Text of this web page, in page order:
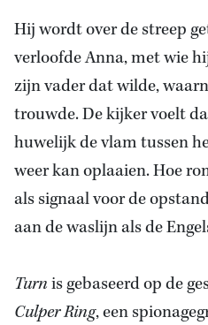
Hij wordt over de streep
verloofde Anna, met wie
zijn vader dat wilde,
trouwde. De kijker voelt
huwelijk de vlam tussen
weer kan oplaaien. Hoe
als signaal voor de
aan de waslijn als de
Turnis gebaseerd op de
Culper Ring, een